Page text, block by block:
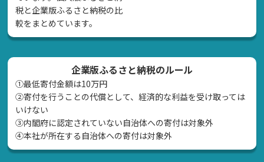
税と企業版ふるさと納税の比
較をまとめています。
企業版ふるさと納税のルール
①最低寄付金額は10万円
②寄付を行うことの代償として、経済的な利益を受け取っては
いけない
➂内閣府に認定されていない自治体への寄付は対象外
④本社が所在する自治体への寄付は対象外